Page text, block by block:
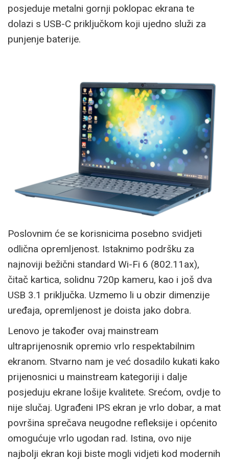
posjeduje metalni gornji poklopac ekrana te
dolazi s USB-C priključkom koji ujedno služi za
punjenje baterije.
Poslovnim će se korisnicima posebno svidjeti
odlična opremljenost. Istaknimo podršku za
najnoviji bežični standard Wi-Fi 6 (802.11ax),
čitač kartica, solidnu 720p kameru, kao i još dva
USB 3.1 priključka. Uzmemo li u obzir dimenzije
uređaja, opremljenost je doista jako dobra.
Lenovo je također ovaj mainstream
ultraprijenosnik opremio vrlo respektabilnim
ekranom. Stvarno nam je već dosadilo kukati kako
prijenosnici u mainstream kategoriji i dalje
posjeduju ekrane lošije kvalitete. Srećom, ovdje to
nije slučaj. Ugrađeni IPS ekran je vrlo dobar, a mat
površina sprečava neugodne refleksije i općenito
omogućuje vrlo ugodan rad. Istina, ovo nije
najbolji ekran koji biste mogli vidjeti kod modernih